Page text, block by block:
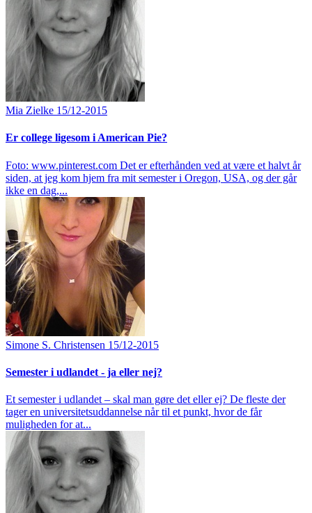
Mia Zielke 15/12-2015
Er college ligesom i American Pie?
Foto: www.pinterest.com Det er efterhånden ved at være et halvt år
siden, at jeg kom hjem fra mit semester i Oregon, USA, og der går
ikke en dag,...
Simone S. Christensen 15/12-2015
Semester i udlandet - ja eller nej?
Et semester i udlandet – skal man gøre det eller ej? De fleste der
tager en universitetsuddannelse når til et punkt, hvor de får
muligheden for at...